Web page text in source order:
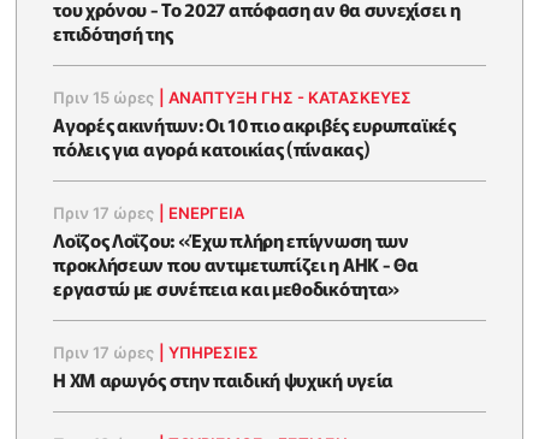
του χρόνου - Το 2027 απόφαση αν θα συνεχίσει η
επιδότησή της
Πριν 15 ώρες |ΑΝΑΠΤΥΞΗ ΓΗΣ - ΚΑΤΑΣΚΕΥΕΣ
Αγορές ακινήτων: Οι 10 πιο ακριβές ευρωπαϊκές
πόλεις για αγορά κατοικίας (πίνακας)
Πριν 17 ώρες ΕΝΈΡΓΕΙΑ
Λοΐζος Λοΐζου: «Έχω πλήρη επίγνωση των
προκλήσεων που αντιμετωπίζει η ΑΗΚ - Θα
εργαστώ με συνέπεια και μεθοδικότητα»
Πριν 17 ώρες |ΥΠΗΡΕΣΙΕΣ
Η XM αρωγός στην παιδική ψυχική υγεία